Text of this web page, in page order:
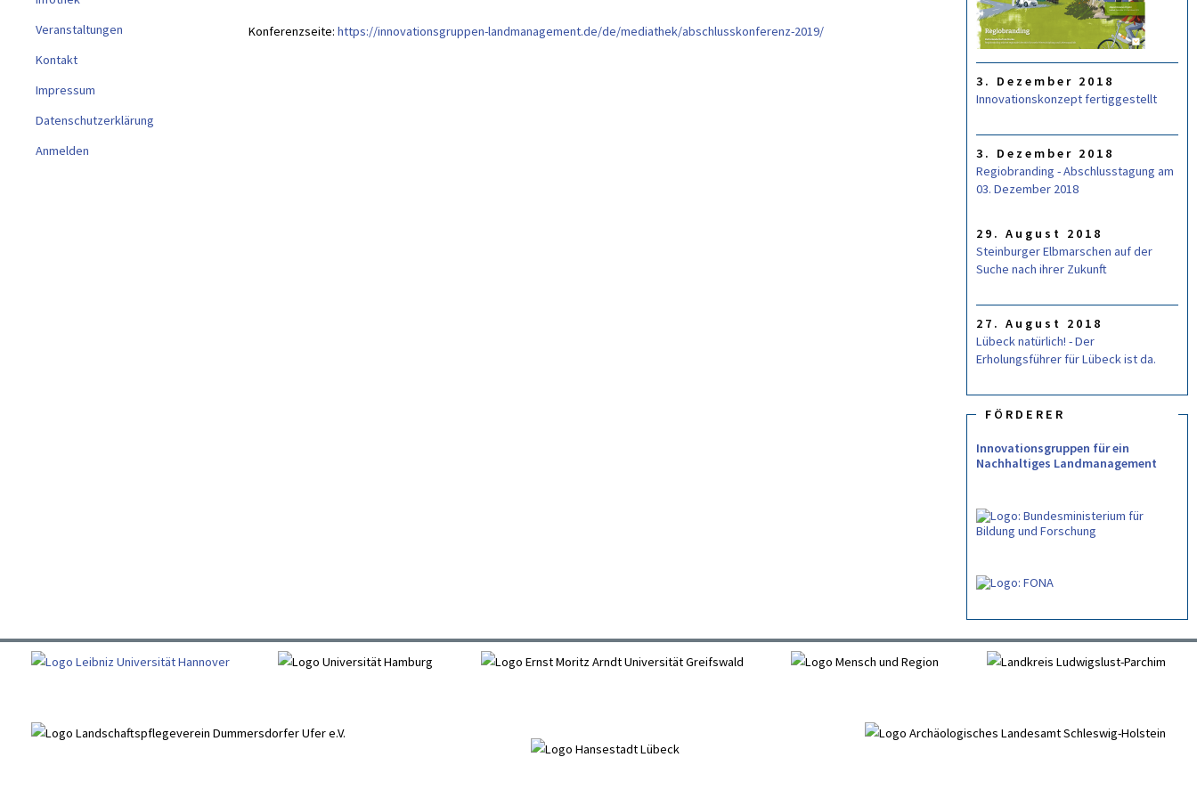
Veranstaltungen
Kontakt
Impressum
Datenschutzerklärung
Anmelden
Konferenzseite: https://innovationsgruppen-landmanagement.de/de/mediathek/abschlusskonferenz-2019/
A
3. Dezember 2018
Innovationskonzept fertiggestellt
3. Dezember 2018
Regiobranding - Abschlusstagung am
03. Dezember 2018
29. August 2018
Steinburger Elbmarschen auf der
Suche nach ihrer Zukunft
27. August 2018
Lübeck natürlich! - Der
Erholungsführer für Lübeck ist da.
FÖRDERER
Innovationsgruppen für ein
Nachhaltiges Landmanagement